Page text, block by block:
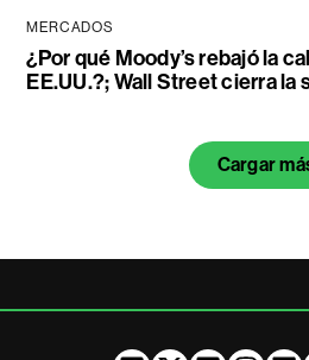
MERCADOS
¿Por qué Moody’s rebajó la
EE.UU.?; Wall Street cierra la
Cargar